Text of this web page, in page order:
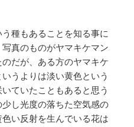
種もあることを知る事に
真のものがヤマキケマン
だが、ある方のヤマキケ
うよりは淡い黄色という
ていたこともあると思う
し光度の落ちた空気感の
い反射を生んでいる花は